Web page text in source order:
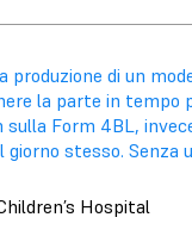
di un
la parte in tempo
Form 4BL,
stesso. Senza
Hospital